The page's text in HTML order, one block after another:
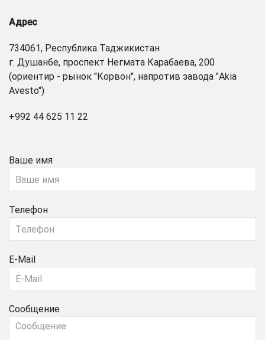
Адрес
734061, Республика Таджикистан
г. Душанбе, проспект Негмата Карабаева, 200
(ориентир - рынок "Корвон", напротив завода "Akia
Avesto")
+992 44 625 11 22
Ваше имя
Телефон
E-Mail
Сообщение